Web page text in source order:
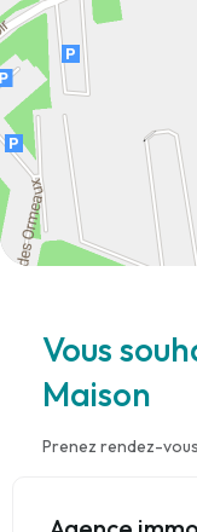
Vous
Maison
Prenez rendez-